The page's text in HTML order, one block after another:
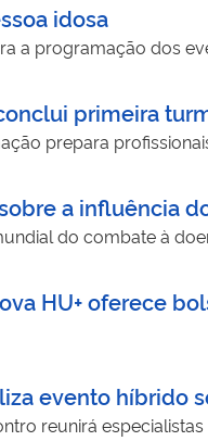
idosa
a programação dos
primeira
prepara
a influência
do combate à
HU+ oferece
evento híbrido
reunirá